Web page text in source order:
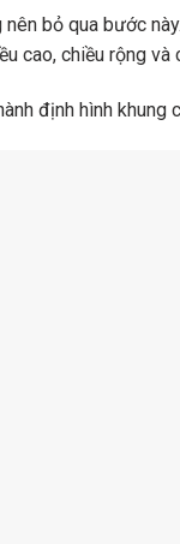
bỏ qua bước
cao, chiều rộng và
định hình khung